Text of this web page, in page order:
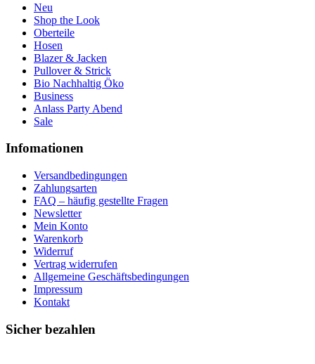
Neu
Shop the Look
Oberteile
Hosen
Blazer & Jacken
Pullover & Strick
Bio Nachhaltig Öko
Business
Anlass Party Abend
Sale
Infomationen
Versandbedingungen
Zahlungsarten
FAQ – häufig gestellte Fragen
Newsletter
Mein Konto
Warenkorb
Widerruf
Vertrag widerrufen
Allgemeine Geschäftsbedingungen
Impressum
Kontakt
Sicher bezahlen